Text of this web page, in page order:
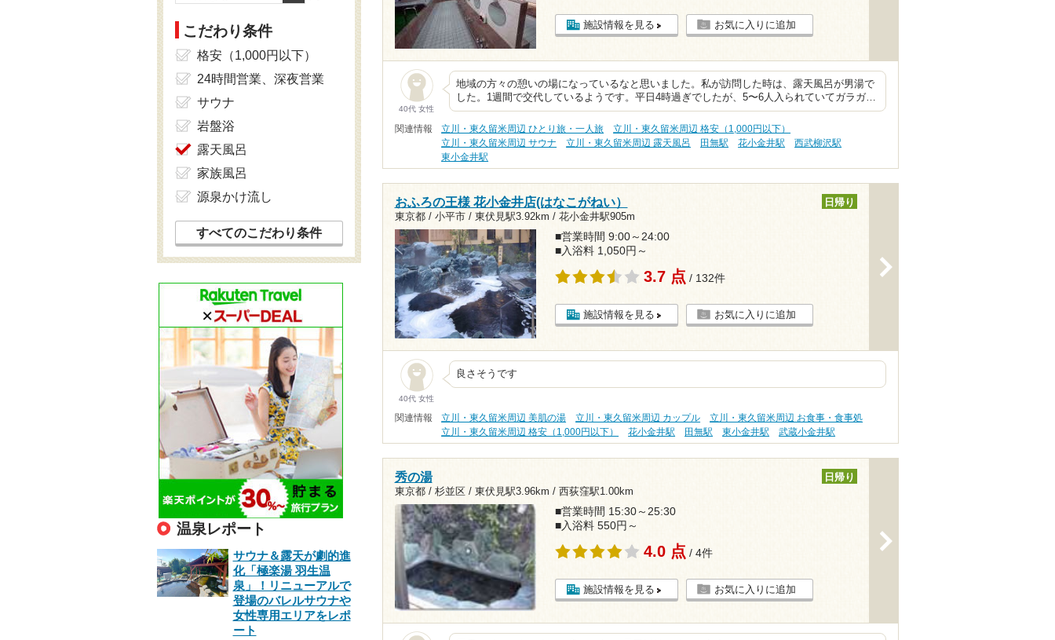
施設情報を見る お気に入りに追加
40代 女性
地域の方々の憩いの場になっているなと思いました。私が訪問した時は、露天風呂が男湯で
した。1週間で交代しているようです。平日4時過ぎでしたが、5〜6人入られていてガラガ…
関連情報 立川・東久留米周辺 ひとり旅・一人旅
立川・東久留米周辺 格安（1,000円以下）
立川・東久留米周辺 サウナ
立川・東久留米周辺 露天風呂 田無駅 花小金井駅
西武柳沢駅
東小金井駅
おふろの王様 花小金井店(はなこがねい）
東京都 / 小平市 / 東伏見駅3.92km / 花小金井駅905m
日帰り
■営業時間 9:00～24:00
■入浴料 1,050円～
3.7 点 / 132件
施設情報を見る お気に入りに追加
40代 女性
良さそうです
関連情報 立川・東久留米周辺 美肌の湯 立川・東久留米周辺 カップル
立川・東久留米周辺 お食事・食事処
立川・東久留米周辺 格安（1,000円以下）
花小金井駅 田無駅 東小金井駅 武蔵小金井駅
秀の湯
東京都 / 杉並区 / 東伏見駅3.96km / 西荻窪駅1.00km
日帰り
■営業時間 15:30～25:30
■入浴料 550円～
4.0 点 / 4件
施設情報を見る お気に入りに追加
こだわり条件
格安（1,000円以下）
24時間営業、深夜営業
サウナ
岩盤浴
露天風呂
家族風呂
源泉かけ流し
すべてのこだわり条件
温泉レポート
サウナ＆露天が劇的進
化「極楽湯 羽生温
泉」！リニューアルで
登場のバレルサウナや
女性専用エリアをレポ
ート